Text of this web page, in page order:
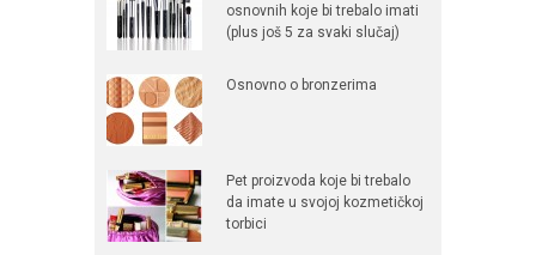
osnovnih koje bi trebalo imati
(plus još 5 za svaki slučaj)
Osnovno o bronzerima
Pet proizvoda koje bi trebalo
da imate u svojoj kozmetičkoj
torbici